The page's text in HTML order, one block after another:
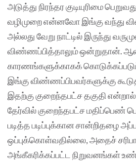
அடுத்து நிரந்தர குடியுரிமை
வழிமுறை என்னவோ இங்கு வந்து
அல்லது வேறு நாட்டில் இருந்து
விண்ணப்பித்தாலும் ஒன்றுதான்.
காரணங்களுக்காகக்
இங்கு விண்ணப்பிபவர்களுக்கு
இதற்கு குறைந்தபட்ச தகுதி என்றால்
தேர்வில் குறைந்தபட்ச மதிப்பெண்
படித்த படிப்புக்கான சான்றிதழை
ஒப்புக்கொள்வதில்லை, அதைச்
அங்கீகரிக்கப்பட்ட நிறுவனங்கள்